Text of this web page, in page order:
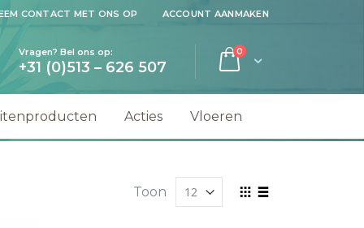
CONTACT MET ONS OP ACCOUNT AANMAKEN
Cart
0producten
Vragen? Bel ons op:
+31 (0)513 – 626 507
Acties Vloeren
Tonen
Toon